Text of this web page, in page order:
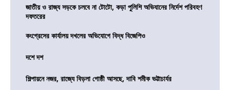
জাতীয় ও রাজ্য সড়কে চলবে না টোটো, কড়া পুলিশি অভিযানের নির্দেশ পরিবহণ
দফতরের
কংগ্রেসের কার্যালয় দখলের অভিযোগে বিদ্ধ বিজেপিও
দশে দশ
শিল্পায়নে নজর, রাজ্যে বিড়লা গোষ্ঠী আসছে, দাবি শমীক ভট্টাচার্যর